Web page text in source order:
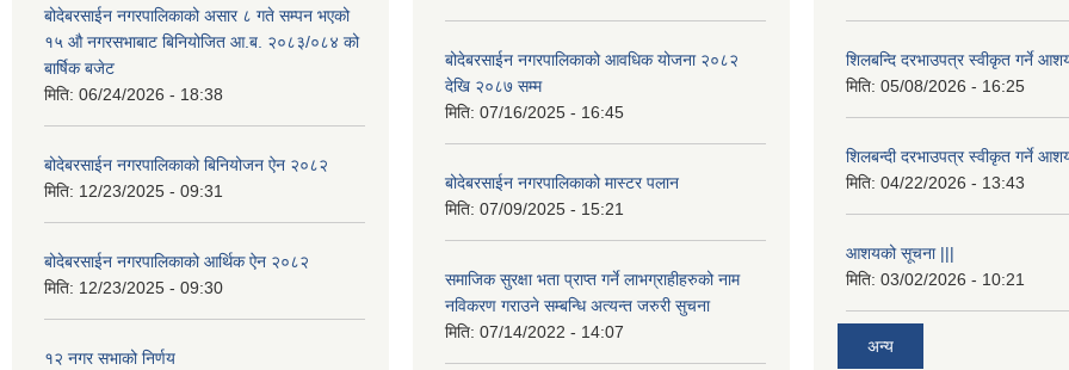
बोदेबरसाईन नगरपालिकाको असार ८ गते सम्पन भएको
१५ ‍‍‍औ नगरसभाबाट बिनियोजित आ.ब. २०८३/०८४ को
बार्षिक बजेट
मिति: 06/24/2026 - 18:38
बोदेबरसाईन नगरपालिकाको बिनियोजन ऐन २०८२
मिति: 12/23/2025 - 09:31
बोदेबरसाईन नगरपालिकाको आर्थिक ऐन २०८२
मिति: 12/23/2025 - 09:30
१२ नगर सभाको निर्णय
बोदेबरसाईन नगरपालिकाको आवधिक योजना २०८२
देखि २०८७ सम्म
मिति: 07/16/2025 - 16:45
बोदेबरसाईन नगरपालिकाको मास्टर पलान
मिति: 07/09/2025 - 15:21
समाजिक सुरक्षा भता प्राप्त गर्ने लाभग्राहीहरुको नाम
नविकरण गराउने सम्बन्धि अत्यन्त जरुरी सुचना
मिति: 07/14/2022 - 14:07
शिलबन्दि दरभाउपत्र स्वीकृत गर्ने
मिति: 05/08/2026 - 16:25
शिलबन्दी दरभाउपत्र स्वीकृत गर्ने
मिति: 04/22/2026 - 13:43
आशयको सूचना |||
मिति: 03/02/2026 - 10:21
अन्य